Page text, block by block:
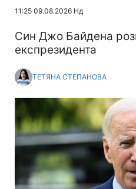
11:25 09.08.2026 Нд
Син Джо Байдена
експрезидента
ТЕТЯНА СТЕПАНОВА